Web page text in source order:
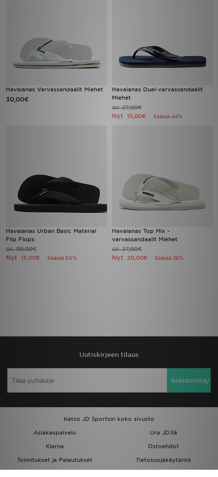
Havaianas Varvassandaalit Miehet
30,00€
Havaianas Dual-varvassandaalit
Miehet
Oli27,00€
Nyt 15,00€ Säästä 44%
Havaianas Urban Basic Material
Flip Flops
Oli30,00€
Nyt 15,00€ Säästä 50%
Havaianas Top Mix -
varvassandaalit Miehet
Oli27,00€
Nyt 20,00€ Säästä 26%
Uutiskirjeen tilaus
Rekisteröidy
Katso JD Sportsin koko sivusto
Asiakaspalvelu
Ura JD:llä
Klarna
Ostoehdot
Toimitukset ja Palautukset
Tietosuojakäytäntö